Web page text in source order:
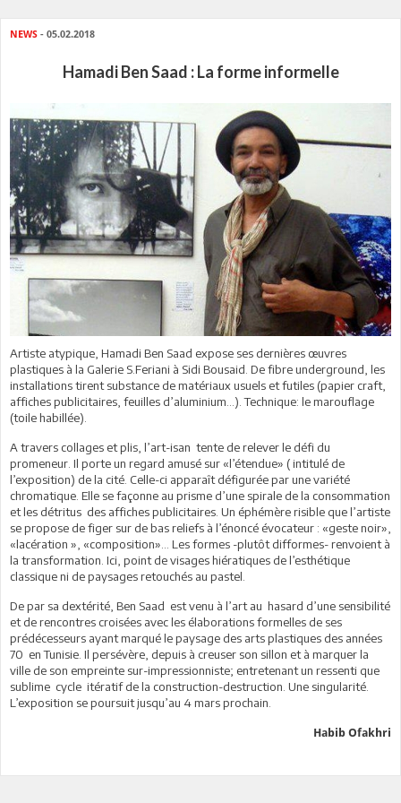
NEWS - 05.02.2018
Hamadi Ben Saad : La forme informelle
Artiste atypique, Hamadi Ben Saad expose ses dernières œuvres
plastiques à la Galerie S.Feriani à Sidi Bousaid. De fibre underground, les
installations tirent substance de matériaux usuels et futiles (papier craft,
affiches publicitaires, feuilles d’aluminium…). Technique: le marouflage
(toile habillée).
A travers collages et plis, l’art-isan tente de relever le défi du
promeneur. Il porte un regard amusé sur «l’étendue» ( intitulé de
l’exposition) de la cité. Celle-ci apparaît défigurée par une variété
chromatique. Elle se façonne au prisme d’une spirale de la consommation
et les détritus des affiches publicitaires. Un éphémère risible que l’artiste
se propose de figer sur de bas reliefs à l’énoncé évocateur : «geste noir»,
«lacération », «composition»… Les formes -plutôt difformes- renvoient à
la transformation. Ici, point de visages hiératiques de l’esthétique
classique ni de paysages retouchés au pastel.
De par sa dextérité, Ben Saad est venu à l’art au hasard d’une sensibilité
et de rencontres croisées avec les élaborations formelles de ses
prédécesseurs ayant marqué le paysage des arts plastiques des années
70 en Tunisie. Il persévère, depuis à creuser son sillon et à marquer la
ville de son empreinte sur-impressionniste; entretenant un ressenti que
sublime cycle itératif de la construction-destruction. Une singularité.
L’exposition se poursuit jusqu’au 4 mars prochain.
Habib Ofakhri